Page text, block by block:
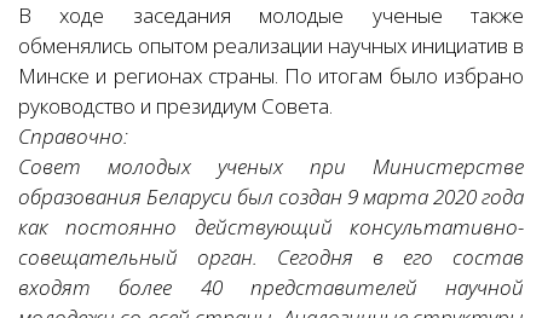
В ходе заседания молодые ученые также
обменялись опытом реализации научных инициатив в
Минске и регионах страны. По итогам было избрано
руководство и президиум Совета.
Справочно:
Совет молодых ученых при Министерстве
образования Беларуси был создан 9 марта 2020 года
как постоянно действующий консультативно-
совещательный орган. Сегодня в его состав
входят более 40 представителей научной